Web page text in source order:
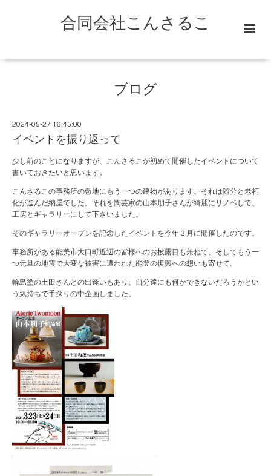
合同会社こんさるこ
ブログ
2024-05-27 16:45:00
イベントを振り返って
少し前のことになりますが、こんさるこが初めて開催したイベントについて
書いておきたいと思います。
こんさるこの事務所の敷地にもう一つの建物があります。それは随分と老朽
化が進んだ納屋でした。それを陶芸家の山本朋子さんが綺麗にリノベして、
工房とギャラリーにして下さいました。
そのギャラリーオープンを記念したイベントを今年３月に開催したのです。
事務所がある能美市大口町近辺の皆様へのお披露目も兼ねて、そしてもう一
つ元旦の地震で大変な被害に遭われた能登の復興への想いも寄せて。
輪島塗の土田さんとの出逢いもあり、自分達にも何かできないだろうかとい
う気持ちで手探りの中企画しました。